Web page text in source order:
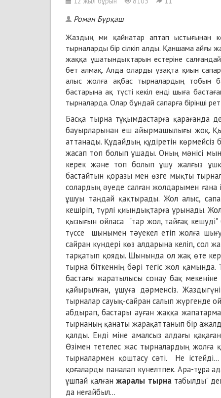
Роман Бұрқаш
Жаздың ми қайнатар аптап ыстығынан
тырналарды бір сілкіп алды. Қаншама айғы
жаққа ұшатындықтарын естеріне
бет алмақ. Алда оларды ұзақта қиын
алыс жолға ақбас тырналардың тобын
бастарына ақ түсті кекіл енді шыға
тырналарда. Олар бұндай сапарға бірінші
Басқа тырна тұқымдастарға қарағанда
бауырларынан еш айырмашылығы жоқ.
аттанады. Құдайдың құдіретін
жасап топ болып ұшады. Оның мəнісі
керек жəне топ болып ұшу жалғыз
бастайтын қоразы мен өзге мықты
солардың əуеде салған жолдарымен ғана
ұшуы таңдай қақтырады. Жол алыс,
кешіріп, түрлі қиындықтарға ұрынады.
қызығын ойласа "тар жол, тайғақ
түссе шынымен тəуекел етіп жолға
сайран күндері көз алдарына келіп, сол
тарқатып қояды. Шынында ол жақ өте
тырна біткеннің бəрі тегіс жол
бастағы жаратылысы сонау бақ мекеніне
қайырылған, ұшуға дəрменсіз.
тырналар сауық-сайран салып жүргенде
абдырап, бастары ауған жаққа
тырнаның қанаты жарақаттанып бір
қалды. Енді міне амалсыз алдағы
Өзімен тетелес жас тырналардың жолға
тырналармен қоштасу сəті. Не
қоғаларды паналап күнелтпек. Ара-тұра
ұшпай қалғанжаралы тырнатабылды"
да неғайбыл...